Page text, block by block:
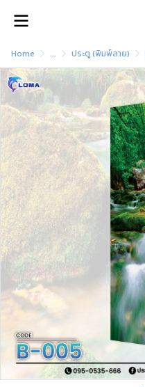
Home ... ประตู (พิมพ์ลาย)